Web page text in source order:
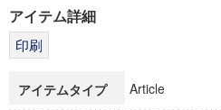
科学研究費補助金研究成果報
博士課程教育リーディング
アイテム詳細
アイテムタイプ Article